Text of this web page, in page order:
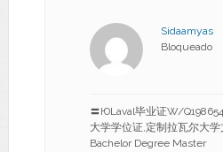
Sidaamyas
Bloqueado
〓ЮLaval毕业证W/
大学学位证,定制拉瓦尔大
Bachelor Degree Master